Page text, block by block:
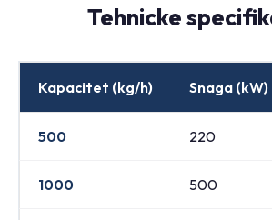
Tehnicke
Kapacitet (kg/h) Snaga (kW)
500 220
1000 500